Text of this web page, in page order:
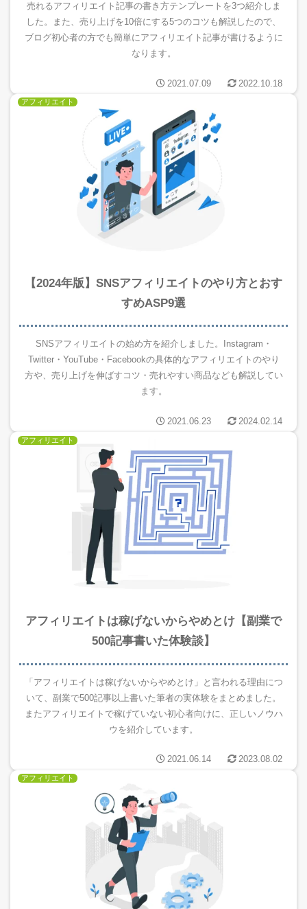
売れるアフィリエイト記事の書き方テンプレートを3つ紹介しま
した。また、売り上げを10倍にする5つのコツも解説したので、
ブログ初心者の方でも簡単にアフィリエイト記事が書けるように
なります。
2021.07.09 2022.10.18
アフィリエイト
【2024年版】SNSアフィリエイトのやり方とおす
すめASP9選
SNSアフィリエイトの始め方を紹介しました。Instagram・
Twitter・YouTube・Facebookの具体的なアフィリエイトのやり
方や、売り上げを伸ばすコツ・売れやすい商品なども解説してい
ます。
2021.06.23 2024.02.14
アフィリエイト
アフィリエイトは稼げないからやめとけ【副業で
500記事書いた体験談】
「アフィリエイトは稼げないからやめとけ」と言われる理由につ
いて、副業で500記事以上書いた筆者の実体験をまとめました。
またアフィリエイトで稼げていない初心者向けに、正しいノウハ
ウを紹介しています。
2021.06.14 2023.08.02
アフィリエイト